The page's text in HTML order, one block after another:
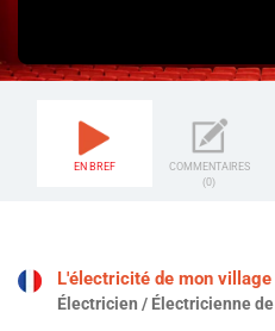
EN BREF
COMMENTAIRES
(0)
L'électricité de mon village
Électricien / Électricienne